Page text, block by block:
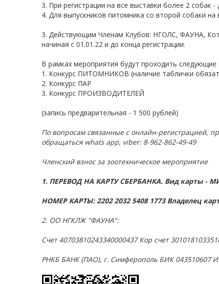
3. При регистрации на все выставки более 2 собак -
4. Для выпускников питомника со второй собаки на
3. Действующим Членам Клубов: НГОЛС, ФАУНА,
начиная с 01.01.22 и до конца регистрации.
В рамках мероприятия будут проходить
1. Конкурс ПИТОМНИКОВ (наличие таблички
2. Конкурс ПАР
3. Конкурс ПРОИЗВОДИТЕЛЕЙ
(запись предварительная - 1 500 рублей)
По вопросам связанные с онлайн-регистрацией,
обращаться whats app, viber: 8-962-862-49-49
Членский взнос за зоотехническое мероприятие
1. ПЕРЕВОД НА КАРТУ СБЕРБАНКА. Вид карты -
НОМЕР КАРТЫ:2202 2032 5408 1773Владелец
2. ОО НГКЛЖ "ФАУНА":
Счет 40703810243340000437 Кор счет
РНКБ БАНК (ПАО), г. Симферополь БИК 043510607